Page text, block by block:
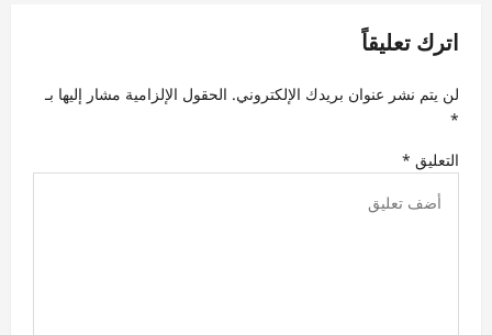
ا
ل
ا
ت
اترك تعليقاً
لن يتم نشر عنوان بريدك الإلكتروني. الحقول الإلزامية مشار إليها بـ
*
التعليق *